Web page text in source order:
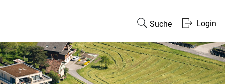
Suche Login